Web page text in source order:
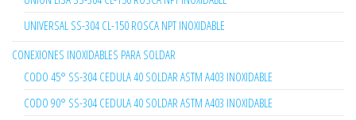
UNIVERSAL SS-304 CL-150 ROSCA NPT INOXIDABLE
CONEXIONES INOXIDABLES PARA SOLDAR
CODO 45° SS-304 CEDULA 40 SOLDAR ASTM A403 INOXIDABLE
CODO 90° SS-304 CEDULA 40 SOLDAR ASTM A403 INOXIDABLE